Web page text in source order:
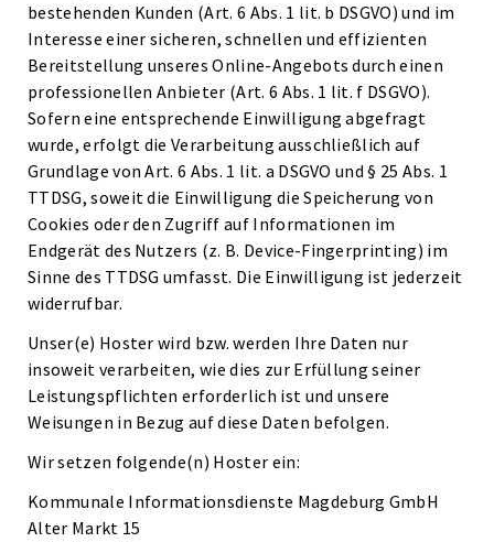
bestehenden Kunden (Art. 6 Abs. 1 lit. b DSGVO) und im
Interesse einer sicheren, schnellen und effizienten
Bereitstellung unseres Online-Angebots durch einen
professionellen Anbieter (Art. 6 Abs. 1 lit. f DSGVO).
Sofern eine entsprechende Einwilligung abgefragt
wurde, erfolgt die Verarbeitung ausschließlich auf
Grundlage von Art. 6 Abs. 1 lit. a DSGVO und § 25 Abs. 1
TTDSG, soweit die Einwilligung die Speicherung von
Cookies oder den Zugriff auf Informationen im
Endgerät des Nutzers (z. B. Device-Fingerprinting) im
Sinne des TTDSG umfasst. Die Einwilligung ist jederzeit
widerrufbar.
Unser(e) Hoster wird bzw. werden Ihre Daten nur
insoweit verarbeiten, wie dies zur Erfüllung seiner
Leistungspflichten erforderlich ist und unsere
Weisungen in Bezug auf diese Daten befolgen.
Wir setzen folgende(n) Hoster ein:
Kommunale Informationsdienste Magdeburg GmbH
Alter Markt 15